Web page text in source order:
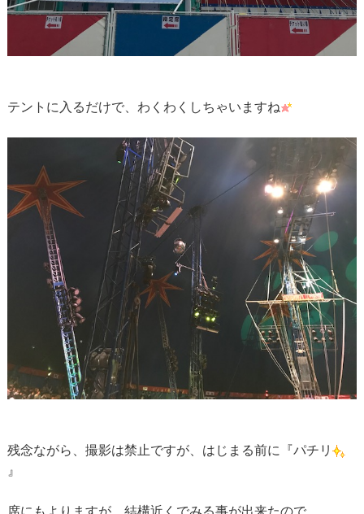
テントに入るだけで、わくわくしちゃいますね
残念ながら、撮影は禁止ですが、はじまる前に『パチリ
』